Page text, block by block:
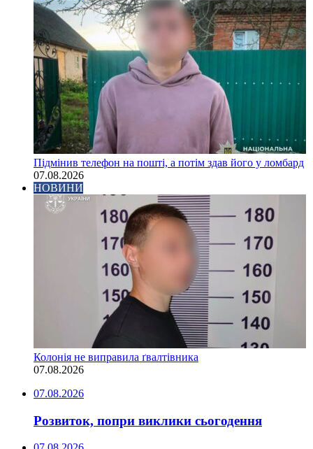
Підмінив телефон на пошті, а потім здав його у ломбард
07.08.2026
НОВИНИ
Колонія не виправила ґвалтівника
07.08.2026
07.08.2026
Розвиток, попри виклики сьогодення